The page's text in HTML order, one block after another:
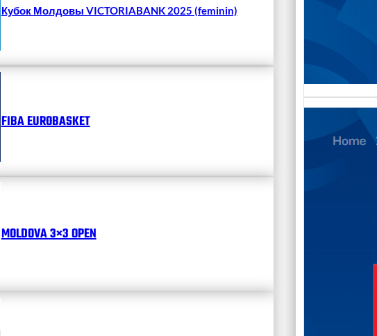
Кубок Молдовы VICTORIABANK 2025 (feminin)
FIBA EUROBASKET
MOLDOVA 3×3 OPEN